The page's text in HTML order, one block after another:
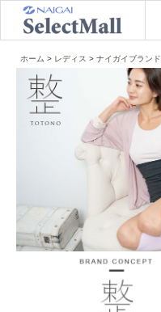
ホーム レディス ナイガイブランド